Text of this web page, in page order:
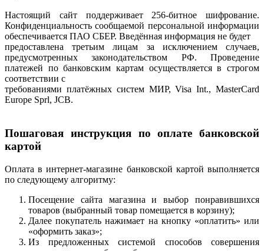
Настоящий сайт поддерживает 256-битное шифрование.
Конфиденциальность сообщаемой персональной информации
обеспечивается ПАО СБЕР. Введённая информация не будет
предоставлена третьим лицам за исключением случаев,
предусмотренных законодательством РФ. Проведение
платежей по банковским картам осуществляется в строгом
соответствии с
требованиями платёжных систем МИР, Visa Int., MasterCard
Europe Sprl, JCB.
Пошаговая инструкция по оплате банковской
картой
Оплата в интернет-магазине банковской картой выполняется
по следующему алгоритму:
Посещение сайта магазина и выбор понравившихся
товаров (выбранный товар помещается в корзину);
Далее покупатель нажимает на кнопку «оплатить» или
«оформить заказ»;
Из предложенных системой способов совершения